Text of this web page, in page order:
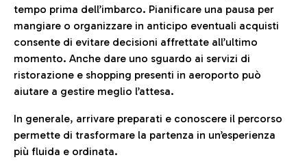
tempo prima dell’imbarco. Pianificare una pausa per
mangiare o organizzare in anticipo eventuali acquisti
consente di evitare decisioni affrettate all’ultimo
momento. Anche dare uno sguardo ai servizi di
ristorazione e shopping presenti in aeroporto può
aiutare a gestire meglio l’attesa.
In generale, arrivare preparati e conoscere il percorso
permette di trasformare la partenza in un’esperienza
più fluida e ordinata.